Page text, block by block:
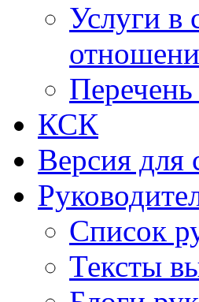
Услуги в
КСК
Версия для
Список
Тексты